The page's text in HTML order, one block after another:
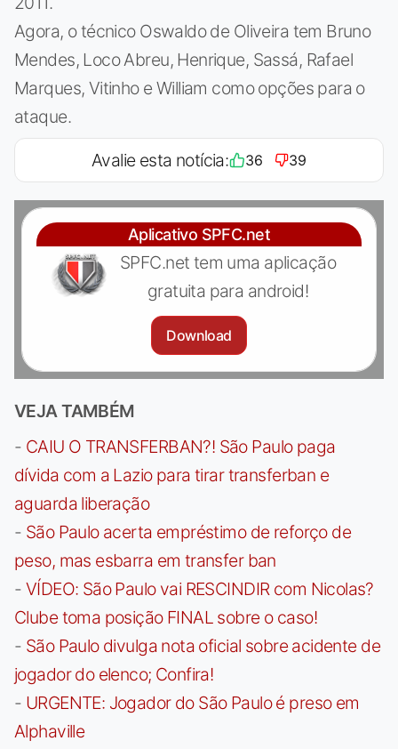
Agora, o técnico Oswaldo de Oliveira tem Bruno
Mendes, Loco Abreu, Henrique, Sassá, Rafael
Marques, Vitinho e William como opções para o
ataque.
Avalie esta notícia: 36 39
Aplicativo SPFC.net
SPFC.net tem uma aplicação
gratuita para android!
Download
VEJA TAMBÉM
- CAIU O TRANSFERBAN?! São Paulo paga
dívida com a Lazio para tirar transferban e
aguarda liberação
- São Paulo acerta empréstimo de reforço de
peso, mas esbarra em transfer ban
- VÍDEO: São Paulo vai RESCINDIR com Nicolas?
Clube toma posição FINAL sobre o caso!
- São Paulo divulga nota oficial sobre acidente de
jogador do elenco; Confira!
- URGENTE: Jogador do São Paulo é preso em
Alphaville